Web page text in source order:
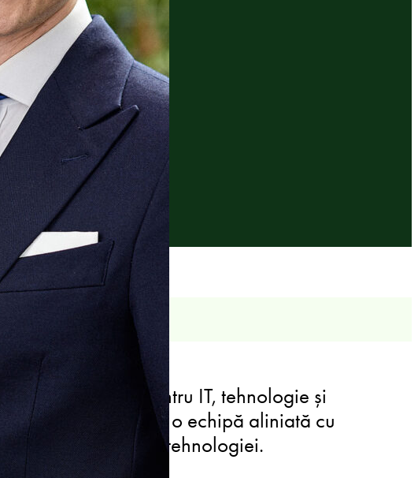
practică LYNX pentru IT, tehnologie și
accesul clienților la o echipă aliniată cu
oră din sectorul tehnologiei.